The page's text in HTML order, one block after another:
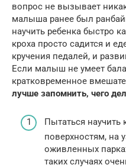
вопрос не вызывает
малыша ранее был
научить ребенка быстро
кроха просто садится и
кручения педалей, и
Если малыш не умеет
кратковременное
лучше запомнить, чего
Пытаться научить
поверхностям, на
оживленных
таких случаях